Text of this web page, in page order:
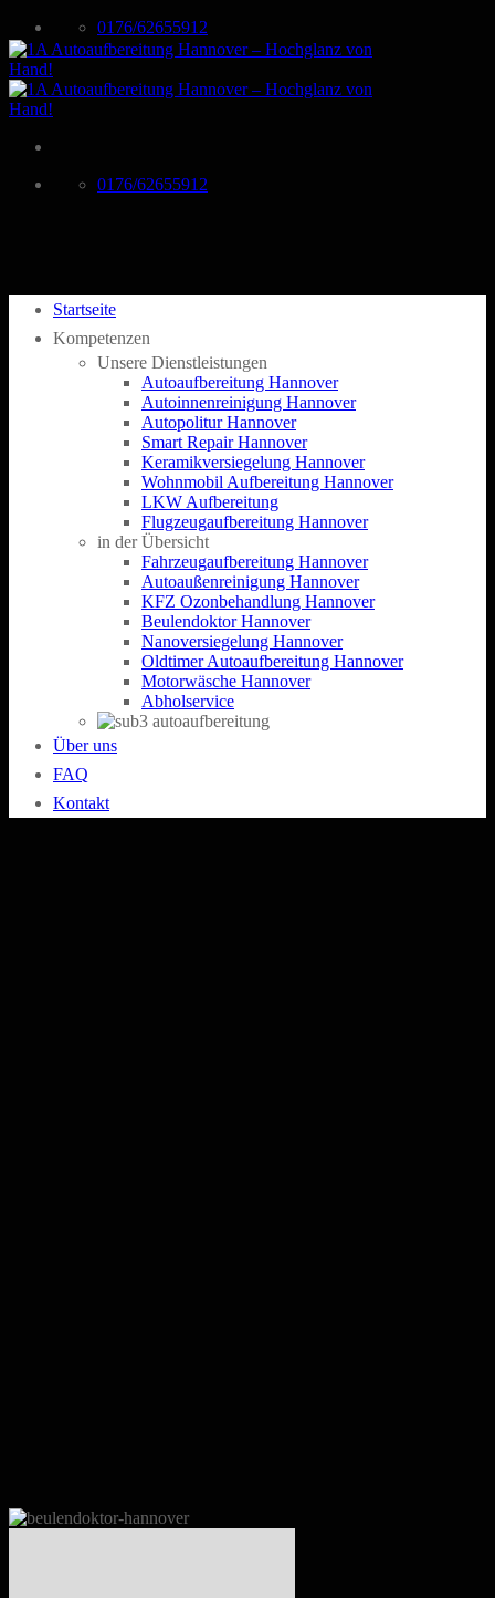
Zum
Inhalt
springen
0176/62655912
0176/62655912
Startseite
Kompetenzen
Unsere Dienstleistungen
Autoaufbereitung Hannover
Autoinnenreinigung Hannover
Autopolitur Hannover
Smart Repair Hannover
Keramikversiegelung Hannover
Wohnmobil Aufbereitung Hannover
LKW Aufbereitung
Flugzeugaufbereitung Hannover
in der Übersicht
Fahrzeugaufbereitung Hannover
Autoaußenreinigung Hannover
KFZ Ozonbehandlung Hannover
Beulendoktor Hannover
Nanoversiegelung Hannover
Oldtimer Autoaufbereitung Hannover
Motorwäsche Hannover
Abholservice
Über uns
FAQ
Kontakt